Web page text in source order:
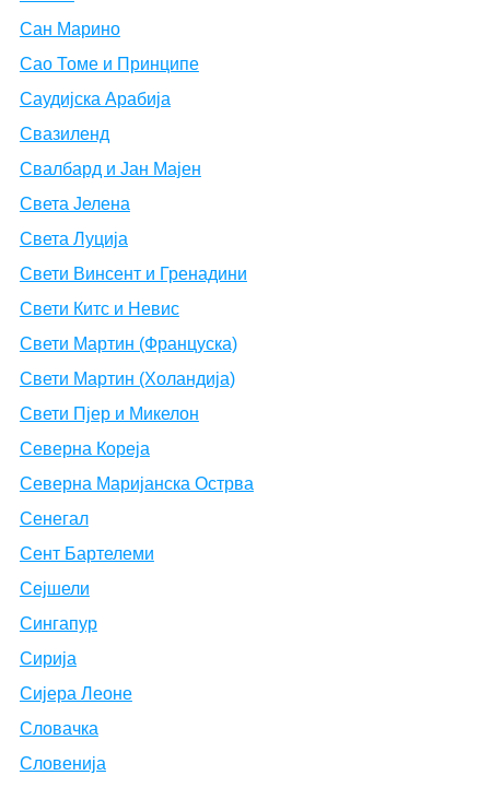
Сан Марино
Сао Томе и Принципе
Саудијска Арабија
Свазиленд
Свалбард и Јан Мајен
Света Јелена
Света Луција
Свети Винсент и Гренадини
Свети Китс и Невис
Свети Мартин (Француска)
Свети Мартин (Холандија)
Свети Пјер и Микелон
Северна Кореја
Северна Маријанска Острва
Сенегал
Сент Бартелеми
Сејшели
Сингапур
Сирија
Сијера Леоне
Словачка
Словенија